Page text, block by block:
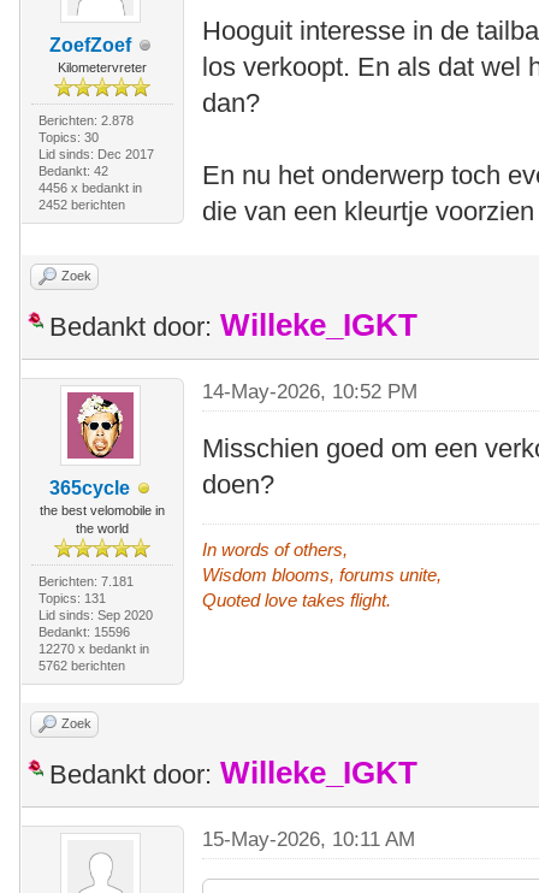
ZoefZoef
Kilometervreter
Berichten: 2.878
Topics: 30
Lid sinds: Dec 2017
Bedankt: 42
4456 x bedankt in
2452 berichten
Hooguit interesse in de
los verkoopt. En als dat wel
dan?
En nu het onderwerp toch
die van een kleurtje
Zoek
Bedankt door: Willeke_IGKT
365cycle
the best velomobile in
the world
Berichten: 7.181
Topics: 131
Lid sinds: Sep 2020
Bedankt: 15596
12270 x bedankt in
5762 berichten
14-May-2026, 10:52 PM
Misschien goed om een
doen?
In words of others,
Wisdom blooms, forums unite,
Quoted love takes flight.
Zoek
Bedankt door: Willeke_IGKT
15-May-2026, 10:11 AM